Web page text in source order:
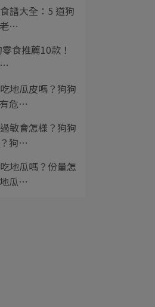
譜大全：5 道狗
⋯
食推薦10款！
地瓜皮嗎？狗狗
危⋯
敏會怎樣？狗狗
狗⋯
地瓜嗎？份量怎
瓜⋯